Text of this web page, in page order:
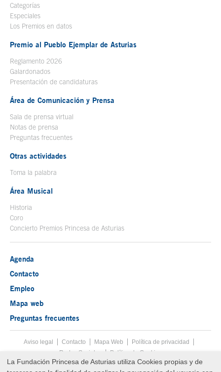
Categorías
Especiales
Los Premios en datos
Premio al Pueblo Ejemplar de Asturias
Reglamento 2026
Galardonados
Presentación de candidaturas
Área de Comunicación y Prensa
Sala de prensa virtual
Notas de prensa
Preguntas frecuentes
Otras actividades
Toma la palabra
Área Musical
Historia
Coro
Concierto Premios Princesa de Asturias
Agenda
Contacto
Empleo
Mapa web
Preguntas frecuentes
Menú pie
Aviso legal Tecla de acceso 8
Contacto Mapa Web
Política de privacidad
Redes Sociales
Política de Cookies
Fin menú pie
La Fundación Princesa de Asturias utiliza Cookies propias y de